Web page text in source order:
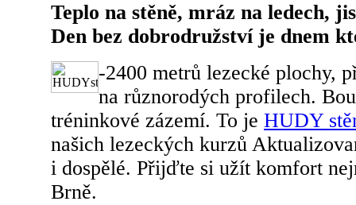
Teplo na stěně, mráz na ledech,
Den bez dobrodružství je dnem
-2400 metrů lezecké plochy,
na různorodých profilech.
tréninkové zázemí. To je HUDY
našich lezeckých kurzů
i dospělé. Přijďte si užít komfort
Brně.